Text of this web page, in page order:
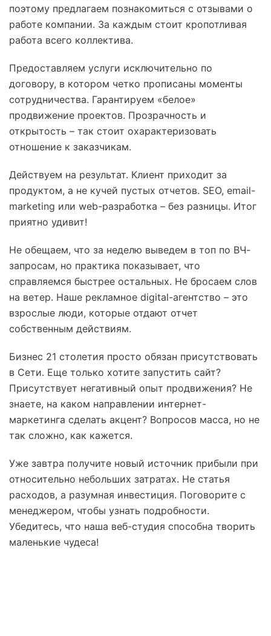
поэтому предлагаем познакомиться с отзывами о
работе компании. За каждым стоит кропотливая
работа всего коллектива.
Предоставляем услуги исключительно по
договору, в котором четко прописаны моменты
сотрудничества. Гарантируем «белое»
продвижение проектов. Прозрачность и
открытость – так стоит охарактеризовать
отношение к заказчикам.
Действуем на результат. Клиент приходит за
продуктом, а не кучей пустых отчетов. SEO, email-
marketing или web-разработка – без разницы. Итог
приятно удивит!
Не обещаем, что за неделю выведем в топ по ВЧ-
запросам, но практика показывает, что
справляемся быстрее остальных. Не бросаем слов
на ветер. Наше рекламное digital-агентство – это
взрослые люди, которые отдают отчет
собственным действиям.
Бизнес 21 столетия просто обязан присутствовать
в Сети. Еще только хотите запустить сайт?
Присутствует негативный опыт продвижения? Не
знаете, на каком направлении интернет-
маркетинга сделать акцент? Вопросов масса, но не
так сложно, как кажется.
Уже завтра получите новый источник прибыли при
относительно небольших затратах. Не статья
расходов, а разумная инвестиция. Поговорите с
менеджером, чтобы узнать подробности.
Убедитесь, что наша веб-студия способна творить
маленькие чудеса!